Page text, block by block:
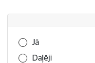
Vai šī informācija
Jā
Daļēji